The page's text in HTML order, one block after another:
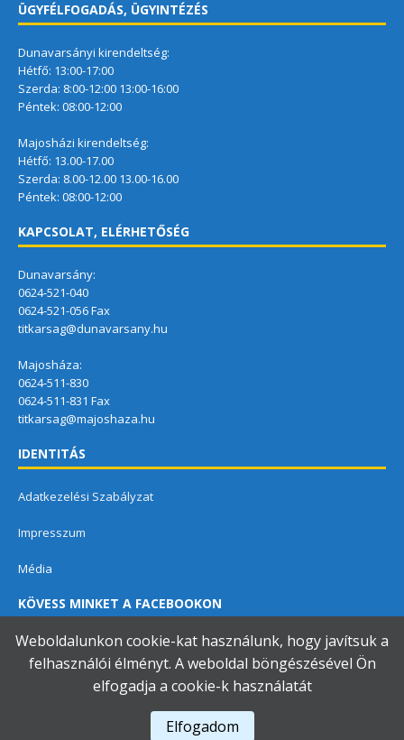
ÜGYFÉLFOGADÁS, ÜGYINTÉZÉS
Dunavarsányi kirendeltség:
Hétfő: 13:00-17:00
Szerda: 8:00-12:00 13:00-16:00
Péntek: 08:00-12:00
Majosházi kirendeltség:
Hétfő: 13.00-17.00
Szerda: 8.00-12.00 13.00-16.00
Péntek: 08:00-12:00
KAPCSOLAT, ELÉRHETŐSÉG
Dunavarsány:
0624-521-040
0624-521-056 Fax
titkarsag@dunavarsany.hu
Majosháza:
0624-511-830
0624-511-831 Fax
titkarsag@majoshaza.hu
IDENTITÁS
Adatkezelési Szabályzat
Impresszum
Média
KÖVESS MINKET A FACEBOOKON
Dunavarsányi Közös Önkormányzati Hivatal
Weboldalunkon cookie-kat használunk, hogy javítsuk a
felhasználói élményt. A weboldal böngészésével Ön
elfogadja a cookie-k használatát
Elfogadom